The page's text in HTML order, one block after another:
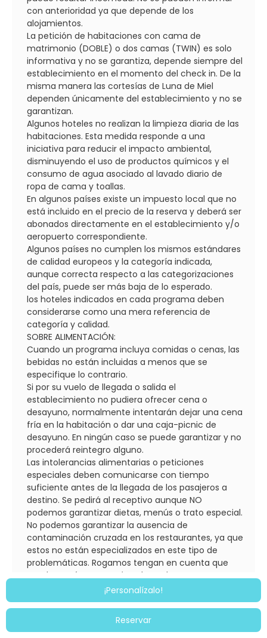
¡Personalízalo!
Reservar
con anterioridad ya que depende de los
alojamientos.
La petición de habitaciones con cama de
matrimonio (DOBLE) o dos camas (TWIN) es solo
informativa y no se garantiza, depende siempre del
establecimiento en el momento del check in. De la
misma manera las cortesías de Luna de Miel
dependen únicamente del establecimiento y no se
garantizan.
Algunos hoteles no realizan la limpieza diaria de las
habitaciones. Esta medida responde a una
iniciativa para reducir el impacto ambiental,
disminuyendo el uso de productos químicos y el
consumo de agua asociado al lavado diario de
ropa de cama y toallas.
En algunos países existe un impuesto local que no
está incluido en el precio de la reserva y deberá ser
abonados directamente en el establecimiento y/o
aeropuerto correspondiente.
Algunos países no cumplen los mismos estándares
de calidad europeos y la categoría indicada,
aunque correcta respecto a las categorizaciones
del país, puede ser más baja de lo esperado.
los hoteles indicados en cada programa deben
considerarse como una mera referencia de
categoría y calidad.
SOBRE ALIMENTACIÓN:
Cuando un programa incluya comidas o cenas, las
bebidas no están incluidas a menos que se
especifique lo contrario.
Si por su vuelo de llegada o salida el
establecimiento no pudiera ofrecer cena o
desayuno, normalmente intentarán dejar una cena
fría en la habitación o dar una caja-picnic de
desayuno. En ningún caso se puede garantizar y no
procederá reintegro alguno.
Las intolerancias alimentarias o peticiones
especiales deben comunicarse con tiempo
suficiente antes de la llegada de los pasajeros a
destino. Se pedirá al receptivo aunque NO
podemos garantizar dietas, menús o trato especial.
No podemos garantizar la ausencia de
contaminación cruzada en los restaurantes, ya que
estos no están especializados en este tipo de
problemáticas. Rogamos tengan en cuenta que
muchos países no están adaptados a estas
SOBRE TRANSPORTES:
u otros medios de transporte que los operadores